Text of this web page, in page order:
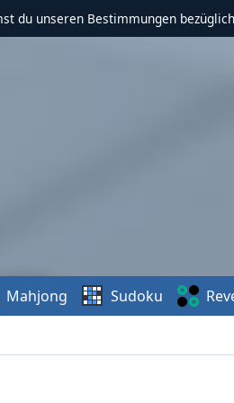
unseren Bestimmungen
Mahjong Sudoku